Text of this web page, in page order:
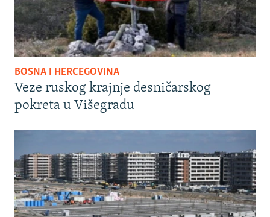
BOSNA I HERCEGOVINA
Veze ruskog krajnje desničarskog
pokreta u Višegradu